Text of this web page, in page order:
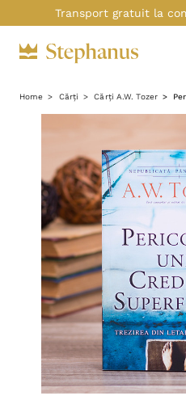
Transport gratuit la
Home Cărți Cărți A.W. Tozer